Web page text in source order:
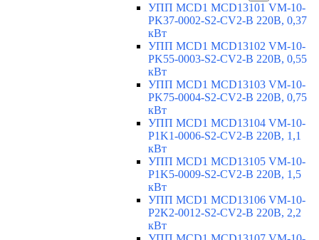
УПП MCD1 MCD13101 VM-10-
PK37-0002-S2-CV2-B 220В, 0,37
кВт
УПП MCD1 MCD13102 VM-10-
PK55-0003-S2-CV2-B 220В, 0,55
кВт
УПП MCD1 MCD13103 VM-10-
PK75-0004-S2-CV2-B 220В, 0,75
кВт
УПП MCD1 MCD13104 VM-10-
P1K1-0006-S2-CV2-B 220В, 1,1
кВт
УПП MCD1 MCD13105 VM-10-
P1K5-0009-S2-CV2-B 220В, 1,5
кВт
УПП MCD1 MCD13106 VM-10-
P2K2-0012-S2-CV2-B 220В, 2,2
кВт